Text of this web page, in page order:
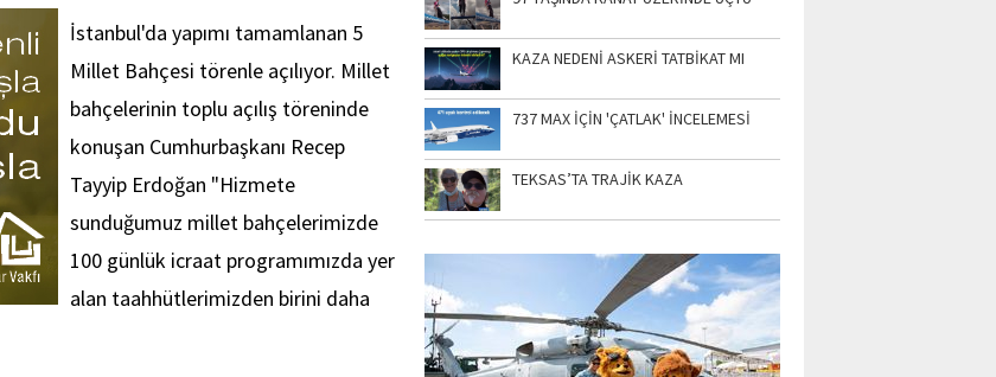
İstanbul'da yapımı tamamlanan 5
Millet Bahçesi törenle açılıyor. Millet
bahçelerinin toplu açılış töreninde
konuşan Cumhurbaşkanı Recep
Tayyip Erdoğan "Hizmete
sunduğumuz millet bahçelerimizde
100 günlük icraat programımızda yer
alan taahhütlerimizden birini daha
KAZA NEDENİ ASKERİ TATBİKAT MI
737 MAX İÇİN 'ÇATLAK' İNCELEMESİ
TEKSAS’TA TRAJİK KAZA
SİNGAPUR AIRSHOW-2020